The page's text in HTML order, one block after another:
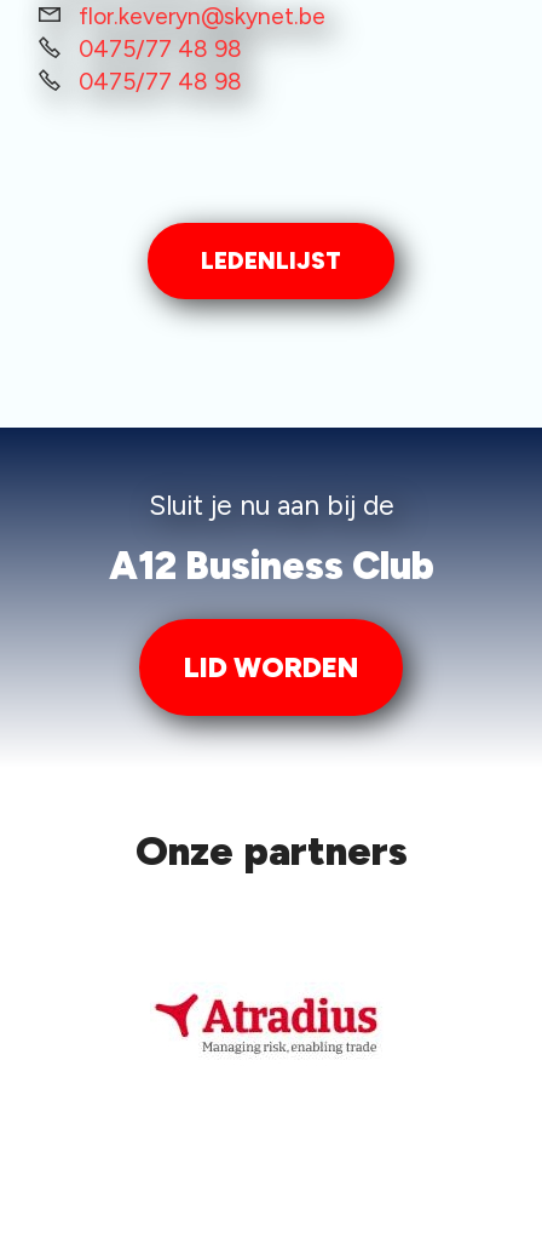
flor.keveryn@skynet.be
0475/77 48 98
0475/77 48 98
LEDENLIJST
Sluit je nu aan bij de
A12 Business Club
LID WORDEN
Onze partners